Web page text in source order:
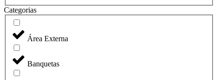
Categorias
Área Externa
Banquetas